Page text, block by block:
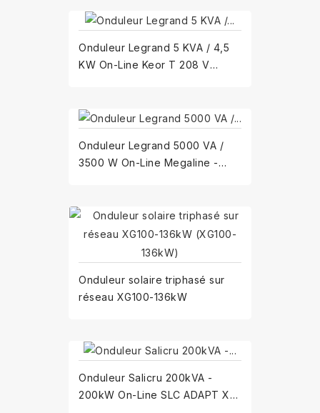
Onduleur Legrand 5 KVA / 4,5
KW On-Line Keor T 208 V
Onduleur Legrand 5000 VA /
3500 W On-Line Megaline -
Onduleur solaire triphasé sur
réseau XG100-136kW
Onduleur Salicru 200kVA -
200kW On-Line SLC ADAPT X